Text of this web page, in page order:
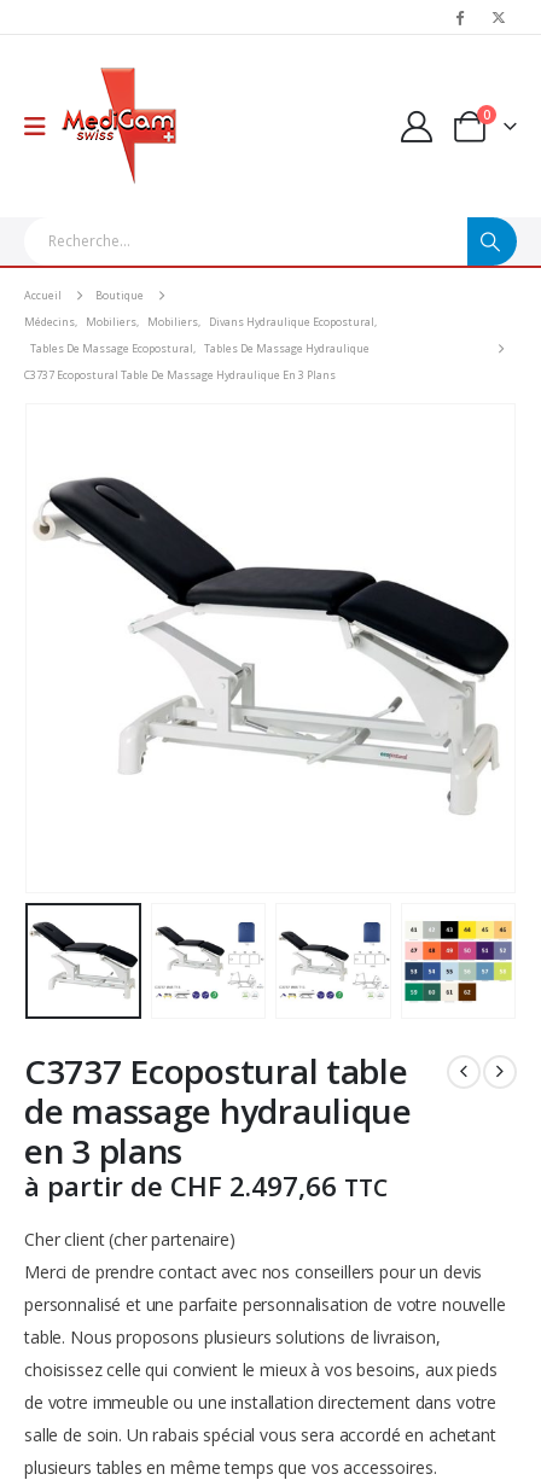
0
Accueil
Boutique
Médecins, Mobiliers, Mobiliers, Divans Hydraulique Ecopostural,
Tables De Massage Ecopostural, Tables De Massage Hydraulique
C3737 Ecopostural Table De Massage Hydraulique En 3 Plans
C3737 Ecopostural table
de massage hydraulique
en 3 plans
à partir de CHF 2.497,66 TTC
Cher client (cher partenaire)
Merci de prendre contact avec nos conseillers pour un devis
personnalisé et une parfaite personnalisation de votre nouvelle
table. Nous proposons plusieurs solutions de livraison,
choisissez celle qui convient le mieux à vos besoins, aux pieds
de votre immeuble ou une installation directement dans votre
salle de soin. Un rabais spécial vous sera accordé en achetant
plusieurs tables en même temps que vos accessoires.